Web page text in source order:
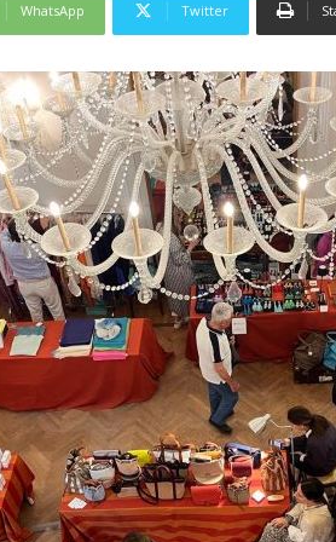
WhatsApp Twitter